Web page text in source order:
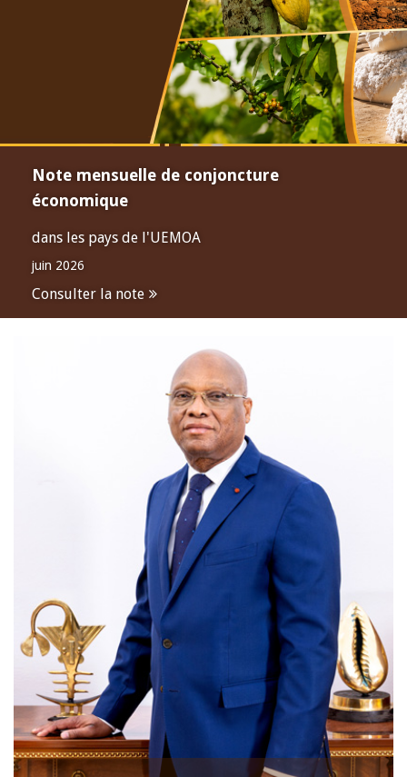
Note mensuelle de conjoncture
économique
dans les pays de l'UEMOA
juin 2026
Consulter la note